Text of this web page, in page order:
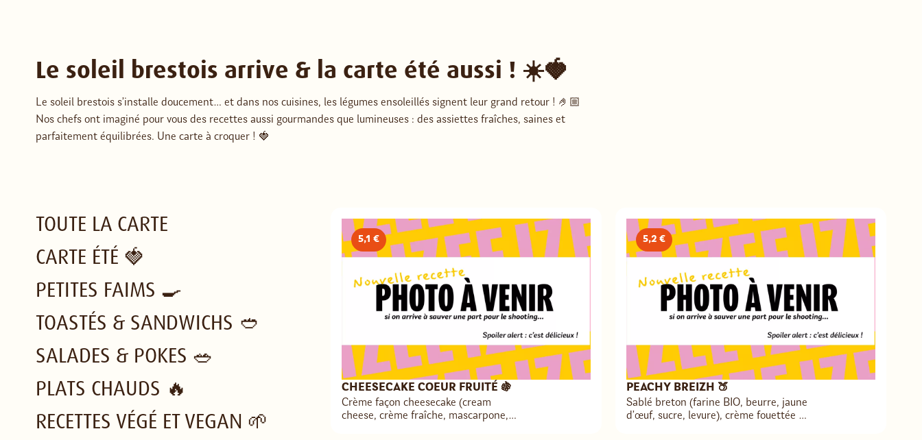
Le soleil brestois arrive & la carte été aussi ! ☀️🍓
Le soleil brestois s’installe doucement… et dans nos cuisines, les légumes ensoleillés signent leur grand retour ! 🤌🏼
Nos chefs ont imaginé pour vous des recettes aussi gourmandes que lumineuses : des assiettes fraîches, saines et
parfaitement équilibrées. Une carte à croquer ! 🍓
TOUTE LA CARTE
CARTE ÉTÉ 🍓
PETITES FAIMS 🍳
TOASTÉS & SANDWICHS 🥙
SALADES & POKES 🥗
PLATS CHAUDS 🔥
RECETTES VÉGÉ ET VEGAN 🌱
5,1 €
CHEESECAKE COEUR FRUITÉ 🍇
Crème façon cheesecake (cream
cheese, crème fraîche, mascarpone,
5,2 €
PEACHY BREIZH 🍑
Sablé breton (farine BIO, beurre, jaune
d’œuf, sucre, levure), crème fouettée à